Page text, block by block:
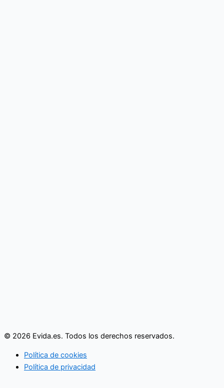
© 2026 Evida.es. Todos los derechos reservados.
Política de cookies
Política de privacidad